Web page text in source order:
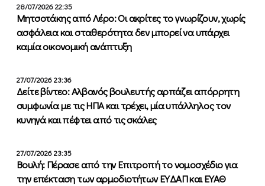
28/07/2026 22:35
Μητσοτάκης από Λέρο: Οι ακρίτες το γνωρίζουν, χωρίς
ασφάλεια και σταθερότητα δεν μπορεί να υπάρχει
καμία οικονομική ανάπτυξη
27/07/2026 23:36
Δείτε βίντεο: Αλβανός βουλευτής αρπάζει απόρρητη
συμφωνία με τις ΗΠΑ και τρέχει, μία υπάλληλος τον
κυνηγά και πέφτει από τις σκάλες
27/07/2026 23:35
Βουλή: Πέρασε από την Επιτροπή το νομοσχέδιο για
την επέκταση των αρμοδιοτήτων ΕΥΔΑΠ και ΕΥΑΘ